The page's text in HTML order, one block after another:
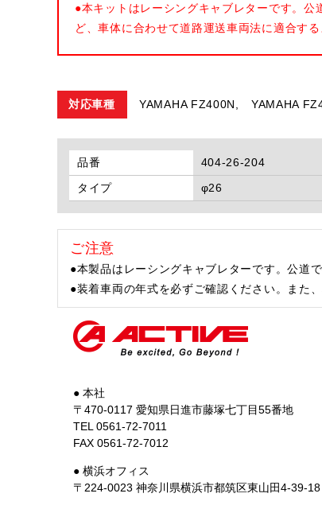
●本キットはレーシングキャブレターです。
ど、車体に合わせて道路運送車両法に適合する
対応車種 YAMAHA FZ400N, YAMAHA
品番 404-26-204
タイプ
φ26
ご注意
●本製品はレーシングキャブレターです。公道
●装着車両の年式を必ずご確認ください。また
● 本社
〒470-0117 愛知県日進市藤塚七丁目55番地
TEL 0561-72-7011
FAX 0561-72-7012
● 横浜オフィス
〒224-0023 神奈川県横浜市都筑区東山田4-39-18